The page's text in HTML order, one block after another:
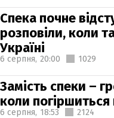
Спека почне
розповіли, коли
Україні
6 серпня, 20:00 1029
Замість спеки –
коли погіршиться
6 серпня, 18:53 2124